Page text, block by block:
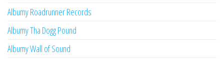
Albumy Roadrunner Records
Albumy Tha Dogg Pound
Albumy Wall of Sound